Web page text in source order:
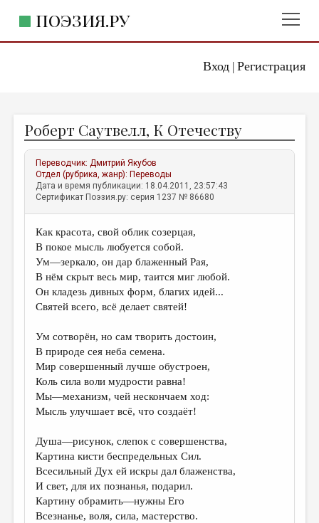
Вход| Регистрация
ПОЭЗИЯ.РУ
ЖАНРЫ
АВТОРЫ
КОММЕНТАРИИ
ЛИТСАЛОН
НОВОСТИ
ПРАВИЛА САЙТА
ОТДЕЛЫ И РУБРИКИ
ИЗБРАННОЕ
ДАЙДЖЕСТ
ПРОИЗВЕДЕНИЯ
ПЕРЕВОДЫ
КОНКУРСЫ
ДЕТСКАЯ КОМНАТА
КНИЖНАЯ ПОЛКА
ОБЗОР ЛИТЕРАТУРЫ
СТРАНИЦЫ ПАМЯТИ
Роберт Саутвелл, К Отечеству
Переводчик:Дмитрий Якубов
Отдел (рубрика, жанр): Переводы
Дата и время публикации: 18.04.2011, 23:57:43
Сертификат Поэзия.ру: серия 1237 № 86680
Как красота, свой облик созерцая,
В покое мысль любуется собой.
Ум—зеркало, он дар блаженный Рая,
В нём скрыт весь мир, таится миг любой.
Он кладезь дивных форм, благих идей...
Святей всего, всё делает святей!
Ум сотворён, но сам творить достоин,
В природе сея неба семена.
Мир совершенный лучше обустроен,
Коль сила воли мудрости равна!
Мы—механизм, чей нескончаем ход:
Мысль улучшает всё, что создаёт!
Душа—рисунок, слепок с совершенства,
Картина кисти беспредельных Сил.
Всесильный Дух ей искры дал блаженства,
И свет, для их познанья, подарил.
Картину обрамить—нужны Его
Всезнанье, воля, сила, мастерство.